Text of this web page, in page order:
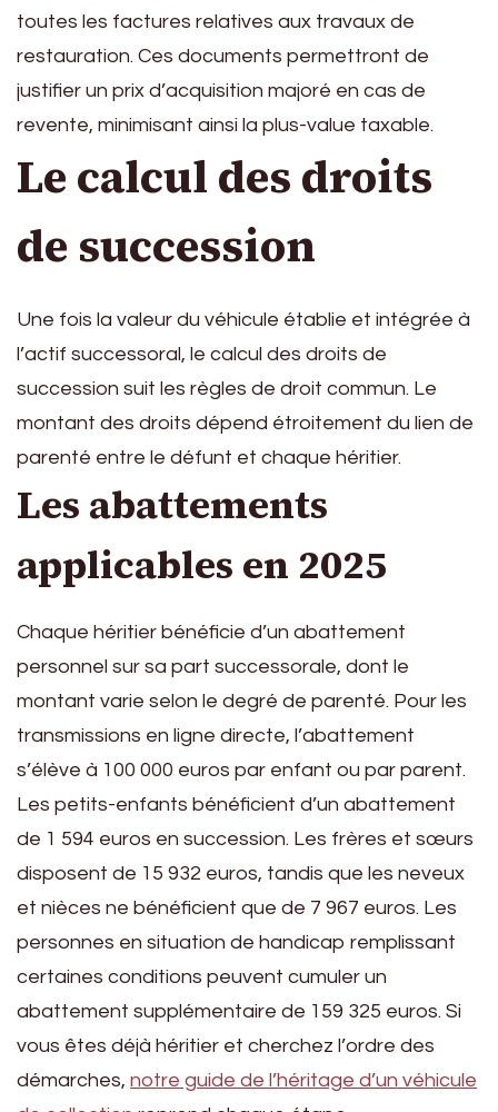
toutes les factures relatives aux travaux de
restauration. Ces documents permettront de
justifier un prix d’acquisition majoré en cas de
revente, minimisant ainsi la plus-value taxable.
Le calcul des droits
de succession
Une fois la valeur du véhicule établie et intégrée à
l’actif successoral, le calcul des droits de
succession suit les règles de droit commun. Le
montant des droits dépend étroitement du lien de
parenté entre le défunt et chaque héritier.
Les abattements
applicables en 2025
Chaque héritier bénéficie d’un abattement
personnel sur sa part successorale, dont le
montant varie selon le degré de parenté. Pour les
transmissions en ligne directe, l’abattement
s’élève à 100 000 euros par enfant ou par parent.
Les petits-enfants bénéficient d’un abattement
de 1 594 euros en succession. Les frères et sœurs
disposent de 15 932 euros, tandis que les neveux
et nièces ne bénéficient que de 7 967 euros. Les
personnes en situation de handicap remplissant
certaines conditions peuvent cumuler un
abattement supplémentaire de 159 325 euros. Si
vous êtes déjà héritier et cherchez l’ordre des
démarches, notre guide de l’héritage d’un véhicule